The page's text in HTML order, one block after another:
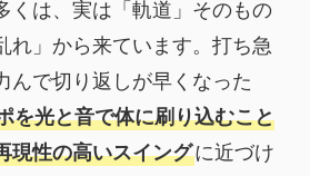
くは、実は「軌道」そのもの
れ」から来ています。打ち急
んで切り返しが早くなった
を光と音で体に刷り込むこと
現性の高いスイングに近づけ